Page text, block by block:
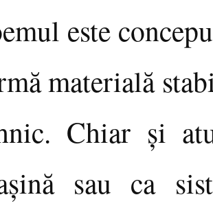
este
materială
Chiar şi
sau ca